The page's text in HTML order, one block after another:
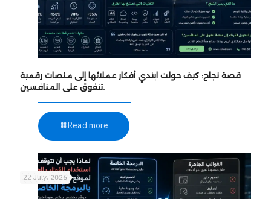
قصة نجاح: كيف حولت ابتدي أفكار عملائها إلى منصات رقمية
تتفوق على المنافسين.
Read more
22 July، 2026